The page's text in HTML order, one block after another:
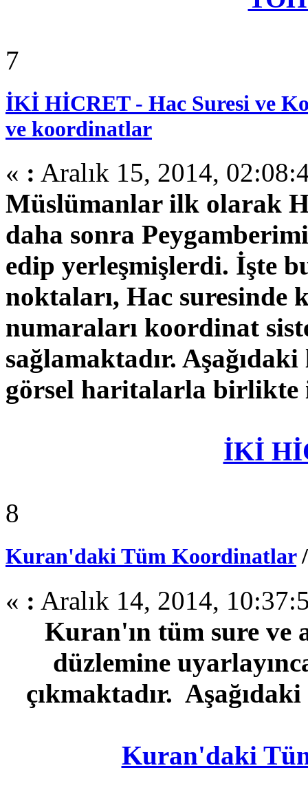
7
İKİ HİCRET - Hac Suresi ve
ve koordinatlar
« : Aralık 15, 2014,
Müslümanlar ilk olarak
daha sonra
edip yerleşmişlerdi. İşte
noktaları, Hac suresinde
numaraları koordinat
sağlamaktadır.
görsel haritalarla birlikte
İKİ
8
Kuran'daki Tüm Koordinatlar
« : Aralık 14, 2014,
Kuran'ın tüm sure ve
düzlemine
çıkmaktadır.
Kuran'daki